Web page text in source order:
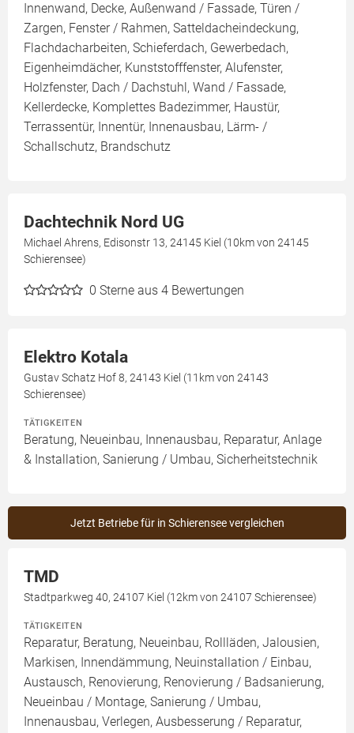
Innenwand, Decke, Außenwand / Fassade, Türen /
Zargen, Fenster / Rahmen, Satteldacheindeckung,
Flachdacharbeiten, Schieferdach, Gewerbedach,
Eigenheimdächer, Kunststofffenster, Alufenster,
Holzfenster, Dach / Dachstuhl, Wand / Fassade,
Kellerdecke, Komplettes Badezimmer, Haustür,
Terrassentür, Innentür, Innenausbau, Lärm- /
Schallschutz, Brandschutz
Dachtechnik Nord UG
Michael Ahrens, Edisonstr 13, 24145 Kiel (10km von 24145
Schierensee)
0 Sterne aus 4 Bewertungen
Elektro Kotala
Gustav Schatz Hof 8, 24143 Kiel (11km von 24143
Schierensee)
TÄTIGKEITEN
Beratung, Neueinbau, Innenausbau, Reparatur, Anlage
& Installation, Sanierung / Umbau, Sicherheitstechnik
Jetzt Betriebe für in Schierensee vergleichen
TMD
Stadtparkweg 40, 24107 Kiel (12km von 24107 Schierensee)
TÄTIGKEITEN
Reparatur, Beratung, Neueinbau, Rollläden, Jalousien,
Markisen, Innendämmung, Neuinstallation / Einbau,
Austausch, Renovierung, Renovierung / Badsanierung,
Neueinbau / Montage, Sanierung / Umbau,
Innenausbau, Verlegen, Ausbesserung / Reparatur,